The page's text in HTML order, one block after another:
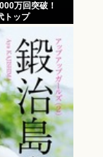
万回突破！
トップ